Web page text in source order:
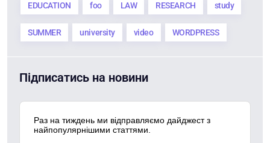
EDUCATION foo LAW RESEARCH study
SUMMER university video WORDPRESS
Підписатись на новини
Раз на тиждень ми відправляємо дайджест з
найпопулярнішими статтями.